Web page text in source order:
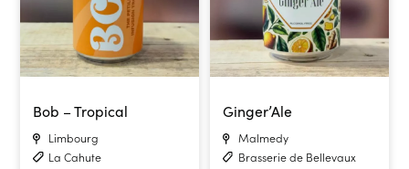
Bob – Tropical
Limbourg
La Cahute
Ginger’Ale
Malmedy
Brasserie de Bellevaux